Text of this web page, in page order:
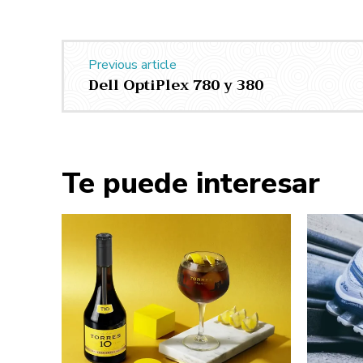
Previous article
Dell OptiPlex 780 y 380
Te puede interesar